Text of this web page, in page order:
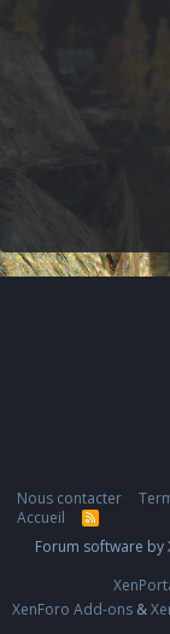
Nous contacter
Accueil
R
S
S
Forum software by
XenForo Add-ons &